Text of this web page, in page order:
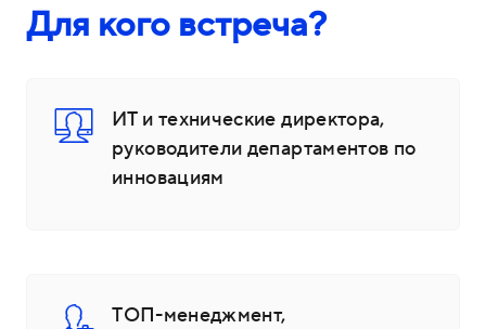
Для кого встреча?
ИТ и технические директора,
руководители департаментов по
инновациям
ТОП-менеджмент,